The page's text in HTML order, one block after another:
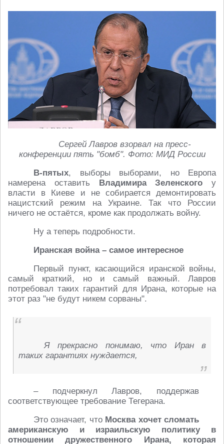
Сергей Лавров взорвал на пресс-
конференции пять "бомб". Фото: МИД России
В-пятых, выборы выборами, но Европа
намерена оставить Владимира Зеленского у
власти в Киеве и не собирается демонтировать
нацистский режим на Украине. Так что России
ничего не остаётся, кроме как продолжать войну.
Ну а теперь подробности.
Иранская война – самое интересное
Первый пункт, касающийся иранской войны,
самый краткий, но и самый важный. Лавров
потребовал таких гарантий для Ирана, которые на
этот раз "не будут никем сорваны".
Я прекрасно понимаю, что Иран в
таких гарантиях нуждается,
– подчеркнул Лавров, поддержав
соответствующее требование Тегерана.
Это означает, что Москва хочет сломать
американскую и израильскую политику в
отношении дружественного Ирана, которая